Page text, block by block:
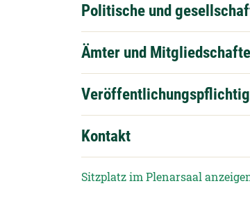
Politische und
Ämter und
Kontakt
Sitzplatz im Plenarsaal